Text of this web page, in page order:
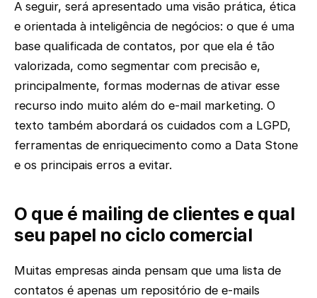
A seguir, será apresentado uma visão prática, ética
e orientada à inteligência de negócios: o que é uma
base qualificada de contatos, por que ela é tão
valorizada, como segmentar com precisão e,
principalmente, formas modernas de ativar esse
recurso indo muito além do e-mail marketing. O
texto também abordará os cuidados com a LGPD,
ferramentas de enriquecimento como a Data Stone
e os principais erros a evitar.
O que é mailing de clientes e qual
seu papel no ciclo comercial
Muitas empresas ainda pensam que uma lista de
contatos é apenas um repositório de e-mails